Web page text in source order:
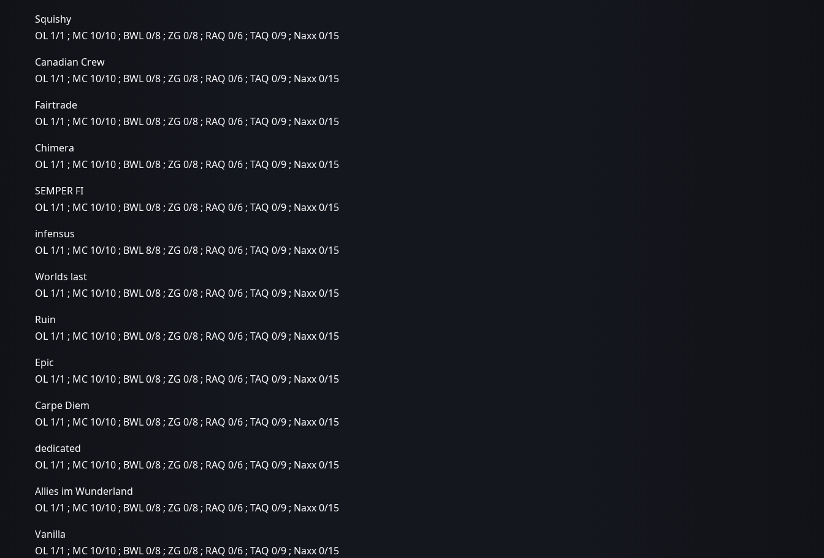
Squishy
OL 1/1 ; MC 10/10 ; BWL 0/8 ; ZG 0/8 ; RAQ 0/6 ; TAQ 0/9 ; Naxx 0/15
Canadian Crew
OL 1/1 ; MC 10/10 ; BWL 0/8 ; ZG 0/8 ; RAQ 0/6 ; TAQ 0/9 ; Naxx 0/15
Fairtrade
OL 1/1 ; MC 10/10 ; BWL 0/8 ; ZG 0/8 ; RAQ 0/6 ; TAQ 0/9 ; Naxx 0/15
Chimera
OL 1/1 ; MC 10/10 ; BWL 0/8 ; ZG 0/8 ; RAQ 0/6 ; TAQ 0/9 ; Naxx 0/15
SEMPER FI
OL 1/1 ; MC 10/10 ; BWL 0/8 ; ZG 0/8 ; RAQ 0/6 ; TAQ 0/9 ; Naxx 0/15
infensus
OL 1/1 ; MC 10/10 ; BWL 8/8 ; ZG 0/8 ; RAQ 0/6 ; TAQ 0/9 ; Naxx 0/15
Worlds last
OL 1/1 ; MC 10/10 ; BWL 0/8 ; ZG 0/8 ; RAQ 0/6 ; TAQ 0/9 ; Naxx 0/15
Ruin
OL 1/1 ; MC 10/10 ; BWL 0/8 ; ZG 0/8 ; RAQ 0/6 ; TAQ 0/9 ; Naxx 0/15
Epic
OL 1/1 ; MC 10/10 ; BWL 0/8 ; ZG 0/8 ; RAQ 0/6 ; TAQ 0/9 ; Naxx 0/15
Carpe Diem
OL 1/1 ; MC 10/10 ; BWL 0/8 ; ZG 0/8 ; RAQ 0/6 ; TAQ 0/9 ; Naxx 0/15
dedicated
OL 1/1 ; MC 10/10 ; BWL 0/8 ; ZG 0/8 ; RAQ 0/6 ; TAQ 0/9 ; Naxx 0/15
Allies im Wunderland
OL 1/1 ; MC 10/10 ; BWL 0/8 ; ZG 0/8 ; RAQ 0/6 ; TAQ 0/9 ; Naxx 0/15
Vanilla
OL 1/1 ; MC 10/10 ; BWL 0/8 ; ZG 0/8 ; RAQ 0/6 ; TAQ 0/9 ; Naxx 0/15